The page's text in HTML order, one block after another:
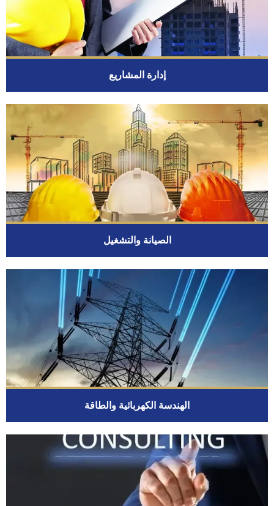
إدارة المشاريع
الصيانة والتشغيل
الهندسة الكهربائية والطاقة